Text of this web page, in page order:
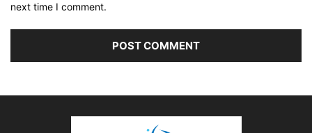
next time I comment.